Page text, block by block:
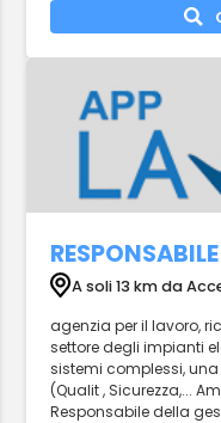
A soli 13 km da
agenzia per il lavoro,
settore degli impianti
sistemi complessi,
(Qualit , Sicurezza,...
Responsabile della